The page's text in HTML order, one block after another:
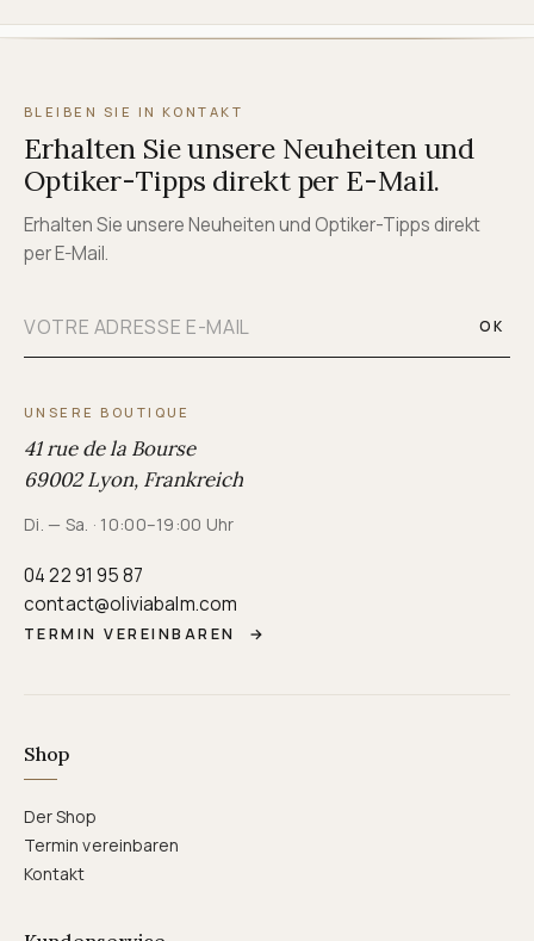
BLEIBEN SIE IN KONTAKT
Erhalten Sie unsere Neuheiten und
Optiker-Tipps direkt per E-Mail.
Erhalten Sie unsere Neuheiten und Optiker-Tipps direkt
per E-Mail.
OK
UNSERE BOUTIQUE
41 rue de la Bourse
69002 Lyon, Frankreich
Di. — Sa. · 10:00–19:00 Uhr
04 22 91 95 87
contact@oliviabalm.com
TERMIN VEREINBAREN →
Shop
Der Shop
Termin vereinbaren
Kontakt